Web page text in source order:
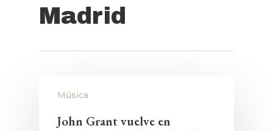
Madrid
Música
John Grant vuelve en